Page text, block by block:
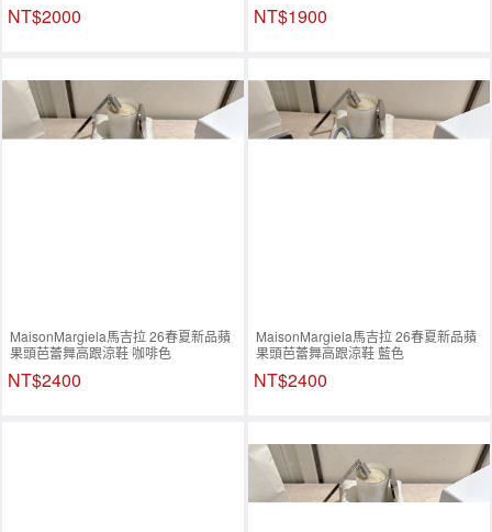
NT$2000 NT$1900
MaisonMargiela馬吉拉 26春夏新品蘋
果頭芭蕾舞高跟涼鞋 咖啡色
NT$2400
MaisonMargiela馬吉拉 26春夏新品蘋
果頭芭蕾舞高跟涼鞋 藍色
NT$2400